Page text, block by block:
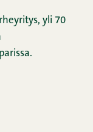
yli 70